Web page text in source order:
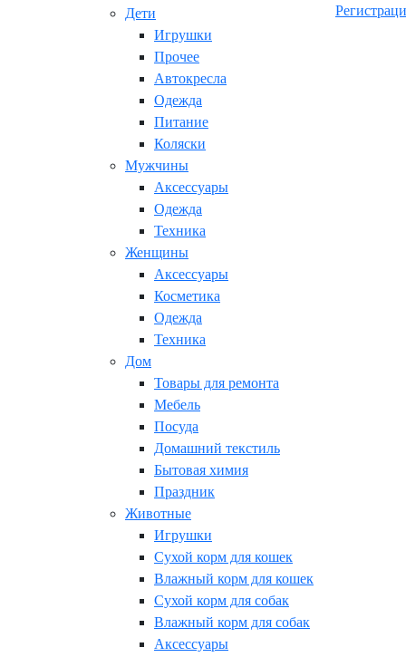
Дети
Игрушки
Прочее
Автокресла
Одежда
Питание
Коляски
Мужчины
Аксессуары
Одежда
Техника
Женщины
Аксессуары
Косметика
Одежда
Техника
Дом
Товары для ремонта
Мебель
Посуда
Домашний текстиль
Бытовая химия
Праздник
Животные
Игрушки
Сухой корм для кошек
Влажный корм для кошек
Сухой корм для собак
Влажный корм для собак
Аксессуары